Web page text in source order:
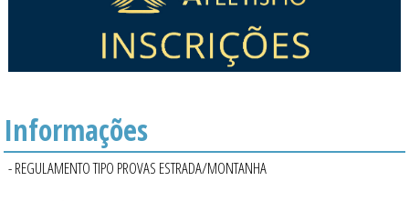
Informações
- REGULAMENTO TIPO PROVAS ESTRADA/MONTANHA